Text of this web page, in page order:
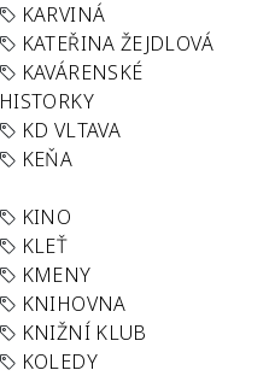
KARVINÁ
KATEŘINA ŽEJDLOVÁ
KAVÁRENSKÉ
HISTORKY
KD VLTAVA
KEŇA
KINO
KLEŤ
KMENY
KNIHOVNA
KNIŽNÍ KLUB
KOLEDY